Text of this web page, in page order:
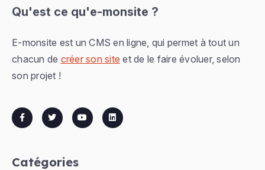
Qu'est ce qu'e-monsite ?
E-monsite est un CMS en ligne, qui permet à tout un
chacun de créer son site et de le faire évoluer, selon
son projet !
Catégories